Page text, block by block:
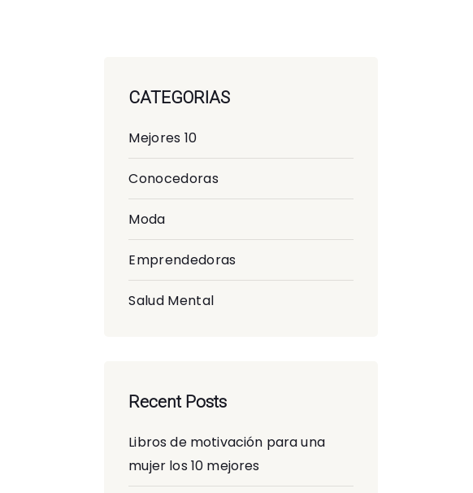
CATEGORIAS
Mejores 10
Conocedoras
Moda
Emprendedoras
Salud Mental
Recent Posts
Libros de motivación para una
mujer los 10 mejores